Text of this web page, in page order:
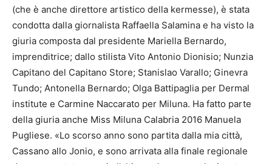
(che è anche direttore artistico della kermesse), è stata
condotta dalla giornalista Raffaella Salamina e ha visto la
giuria composta dal presidente Mariella Bernardo,
imprenditrice; dallo stilista Vito Antonio Dionisio; Nunzia
Capitano del Capitano Store; Stanislao Varallo; Ginevra
Tundo; Antonella Bernardo; Olga Battipaglia per Dermal
institute e Carmine Naccarato per Miluna. Ha fatto parte
della giuria anche Miss Miluna Calabria 2016 Manuela
Pugliese. «Lo scorso anno sono partita dalla mia città,
Cassano allo Jonio, e sono arrivata alla finale regionale